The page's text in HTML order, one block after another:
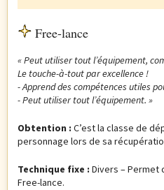
Free-lance
« Peut utiliser tout l’équipement,
Le touche-à-tout par excellence !
- Apprend des compétences utiles
- Peut utiliser tout l’équipement. »
Obtention : C’est la classe de
personnage lors de sa
Technique fixe : Divers – Permet
Free-lance.